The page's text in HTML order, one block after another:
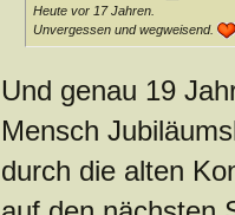
Heute vor 17 Jahren.
Unvergessen und wegweisend.
Und genau 19
Mensch
durch die alten